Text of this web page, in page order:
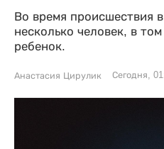
Во время происшествия
несколько человек, в
ребенок.
Анастасия Цирулик Сегодня,